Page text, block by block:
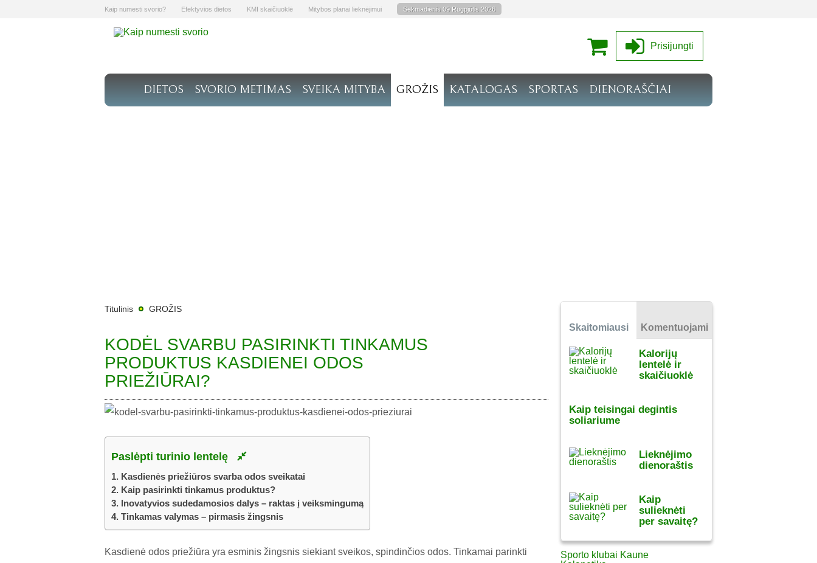
Kaip numesti svorio? Efektyvios dietos KMI skaičiuoklė Mitybos planai lieknėjimui Sekmadienis 09 Rugpjūtis 2026
Prisijungti
DIETOS SVORIO METIMAS SVEIKA MITYBA GROŽIS KATALOGAS SPORTAS DIENORAŠČIAI
Titulinis GROŽIS
KODĖL SVARBU PASIRINKTI TINKAMUS
PRODUKTUS KASDIENEI ODOS
PRIEŽIŪRAI?
Paslėpti turinio lentelę
1. Kasdienės priežiūros svarba odos sveikatai
2. Kaip pasirinkti tinkamus produktus?
3. Inovatyvios sudedamosios dalys – raktas į veiksmingumą
4. Tinkamas valymas – pirmasis žingsnis
Kasdienė odos priežiūra yra esminis žingsnis siekiant sveikos, spindinčios odos. Tinkamai parinkti
Skaitomiausi Komentuojami
Kalorijų
lentelė ir
skaičiuoklė
Kaip teisingai degintis
soliariume
Lieknėjimo
dienoraštis
Kaip
sulieknėti
per savaitę?
Sporto klubai Kaune